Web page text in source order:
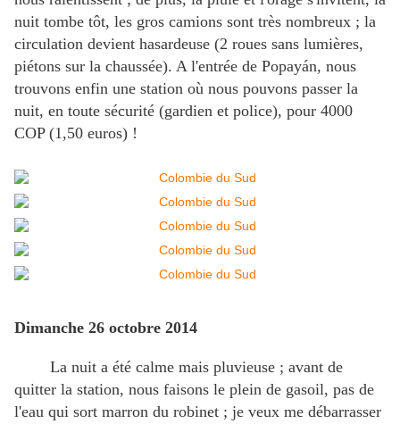
nuit tombe tôt, les gros camions sont très nombreux ; la
circulation devient hasardeuse (2 roues sans lumières,
piétons sur la chaussée). A l'entrée de Popayán, nous
trouvons enfin une station où nous pouvons passer la
nuit, en toute sécurité (gardien et police), pour 4000
COP (1,50 euros) !
Dimanche 26 octobre 2014
La nuit a été calme mais pluvieuse ; avant de
quitter la station, nous faisons le plein de gasoil, pas de
l'eau qui sort marron du robinet ; je veux me débarrasser